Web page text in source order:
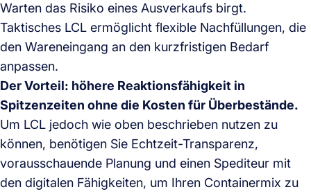
Warten das Risiko eines Ausverkaufs birgt.
Taktisches LCL ermöglicht flexible Nachfüllungen, die
den Wareneingang an den kurzfristigen Bedarf
anpassen.
Der Vorteil: höhere Reaktionsfähigkeit in
Spitzenzeiten ohne die Kosten für Überbestände.
Um LCL jedoch wie oben beschrieben nutzen zu
können, benötigen Sie Echtzeit-Transparenz,
vorausschauende Planung und einen Spediteur mit
den digitalen Fähigkeiten, um Ihren Containermix zu